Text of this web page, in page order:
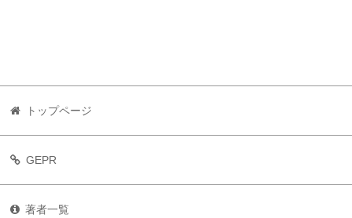
トップページ
GEPR
著者一覧